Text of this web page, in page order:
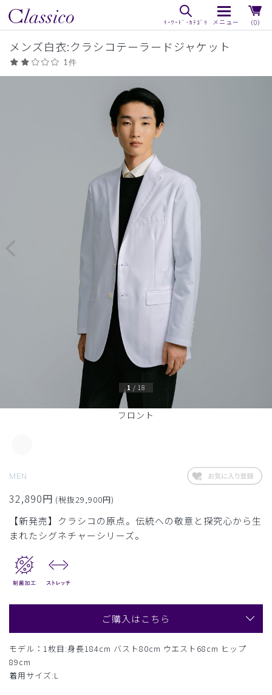
（0）
メンズ白衣:クラシコテーラードジャケット
1件
フロント
1 / 18
MEN
32,890円 (税抜29,900円)
【新発売】クラシコの原点。伝統への敬意と探究心から生
まれたシグネチャーシリーズ。
ご購入はこちら
モデル：1枚目:身長184cm バスト80cm ウエスト68cm ヒップ
89cm
着用サイズ:L